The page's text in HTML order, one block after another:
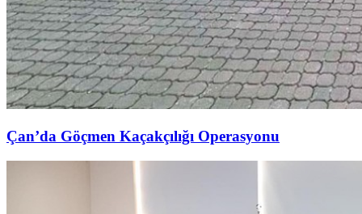
Çan’da Göçmen Kaçakçılığı Operasyonu